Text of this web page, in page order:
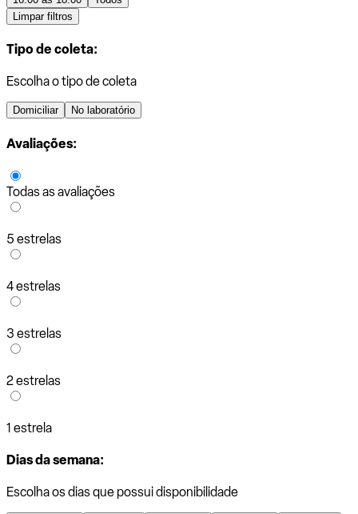
Limpar filtros
Tipo de coleta:
Escolha o tipo de coleta
Domiciliar No laboratório
Avaliações:
Todas as avaliações
5 estrelas
4 estrelas
3 estrelas
2 estrelas
1 estrela
Dias da semana:
Escolha os dias que possui disponibilidade